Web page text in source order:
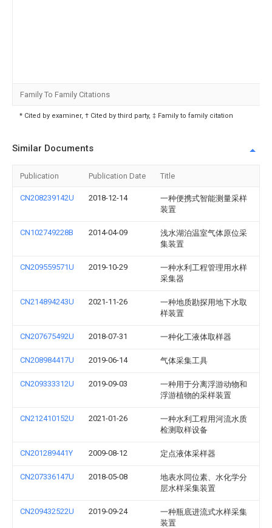
Family To Family Citations
* Cited by examiner, † Cited by third party, ‡ Family to family citation
Similar Documents
Publication Publication Date Title
CN208239142U 2018-12-14
一种便携式智能测量采样
装置
CN102749228B 2014-04-09
浅水湖泊温室气体原位采
集装置
CN209559571U 2019-10-29
一种水利工程管理用水样
采集器
CN214894243U 2021-11-26
一种地质勘探用地下水取
样装置
CN207675492U 2018-07-31 一种化工液体取样器
CN208984417U 2019-06-14 气体采集工具
CN209333312U 2019-09-03
一种用于分离浮游动物和
浮游植物的采样装置
CN212410152U 2021-01-26
一种水利工程用河流水质
检测取样设备
CN201289441Y 2009-08-12 定点液体采样器
CN207336147U 2018-05-08
地表水同位素、水化学分
层水样采集装置
CN209432522U 2019-09-24
一种瓶底进流式水样采集
装置